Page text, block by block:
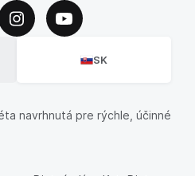
SK
navrhnutá pre rýchle, účinné